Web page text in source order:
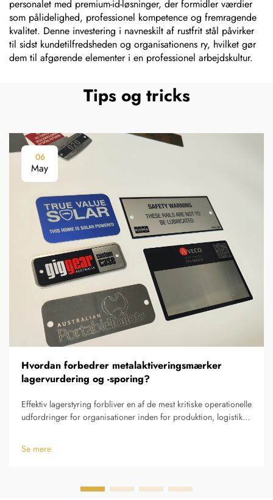
personalet med premium-id-løsninger, der formidler værdier
som pålidelighed, professionel kompetence og fremragende
kvalitet. Denne investering i navneskilt af rustfrit stål påvirker
til sidst kundetilfredsheden og organisationens ry, hvilket gør
dem til afgørende elementer i en professionel arbejdskultur.
Tips og tricks
06
May
Hvordan forbedrer metalaktiveringsmærker
lagervurdering og -sporing?
Effektiv lagerstyring forbliver en af de mest kritiske operationelle
udfordringer for organisationer inden for produktion, logistik,
lokalisere, overvåge og administrere fysiske aktiver...
Se mere